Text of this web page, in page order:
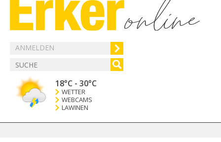
ANMELDEN
18°C - 30°C
WETTER
WEBCAMS
LAWINEN